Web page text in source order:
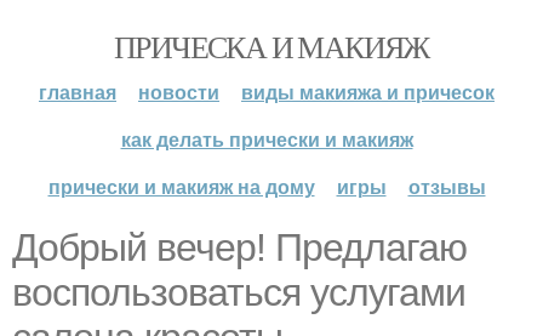
ПРИЧЕСКА И МАКИЯЖ
главная новости
виды макияжа и причесок
как делать прически и макияж
прически и макияж на дому
игры отзывы
Добрый вечер! Предлагаю
воспользоваться услугами